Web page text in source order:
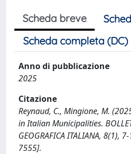
Scheda breve
Scheda completa (DC)
Anno di pubblicazione
2025
Citazione
Reynaud, C., Mingione, M.
in Italian Municipalities.
GEOGRAFICA ITALIANA, 8(1),
7555].